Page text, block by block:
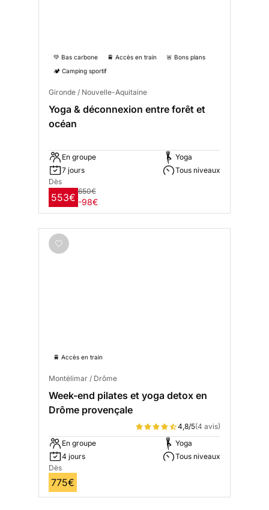
💚 Bas carbone 🚆 Accès en train
🚨 Bons plans
🏕️ Camping sportif
Gironde / Nouvelle-Aquitaine
Yoga & déconnexion entre forêt et
océan
En groupe
7 jours
Yoga
Tous niveaux
Dès
553€
650€
-98€
🚆 Accès en train
Montélimar / Drôme
Week-end pilates et yoga detox en
Drôme provençale
4,8/5(4 avis)
En groupe
4 jours
Yoga
Tous niveaux
Dès
775€